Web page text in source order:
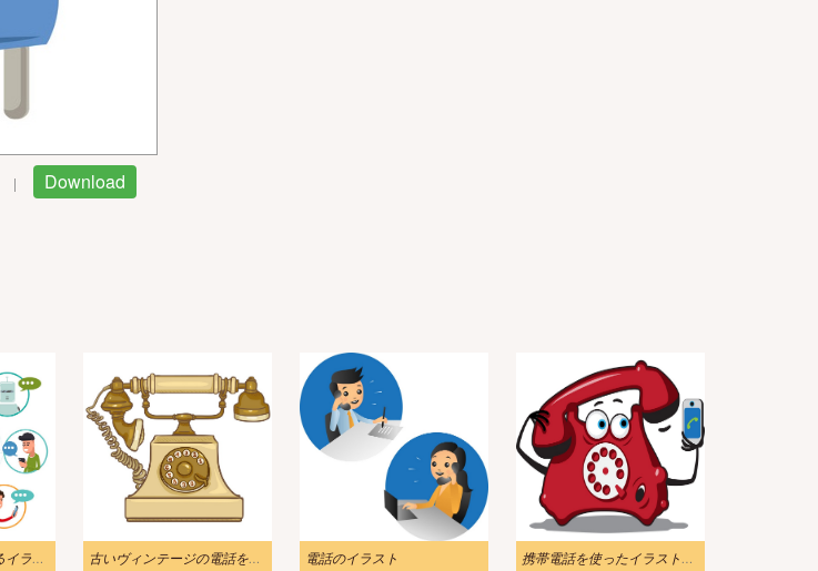
| Download
スマホでチャットするイラスト 古いヴィンテージの電話をイラストします 電話のイラスト 携帯電話を使ったイラスト漫画電話